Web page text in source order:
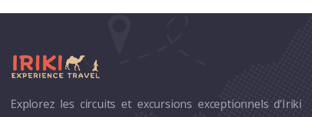
Explorez les circuits et excursions exceptionnels d’Iriki